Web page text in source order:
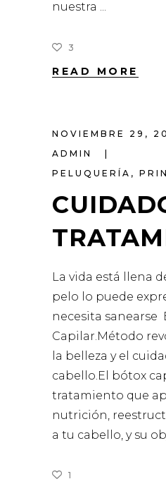
nuestra
3
READ MORE
NOVIEMBRE 29,
ADMIN
PELUQUERÍA ,
La vida está llena
pelo lo puede
necesita sanearse
Capilar.Método
la belleza y el
cabello.El bótox
tratamiento que
nutrición,
a tu cabello, y su
1